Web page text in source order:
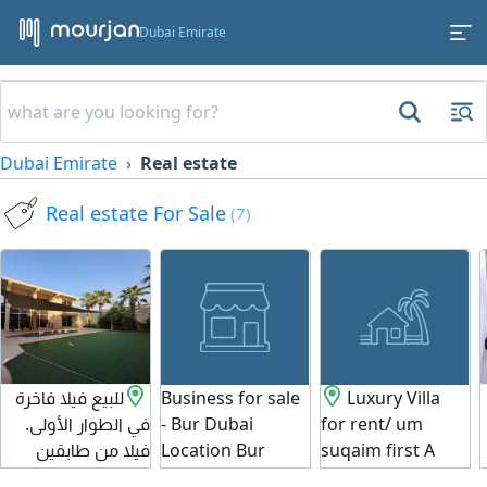
Dubai Emirate
Dubai Emirate Real estate
Real estate For Sale (7)
للبيع فيلا فاخرة
في الطوار الأولى.
فيلا من طابقين
ومسبح وحديقة
Business for sale
- Bur Dubai
Location Bur
Dubai Area 880
Luxury Villa
for rent/ um
suqaim first A
spacious and well